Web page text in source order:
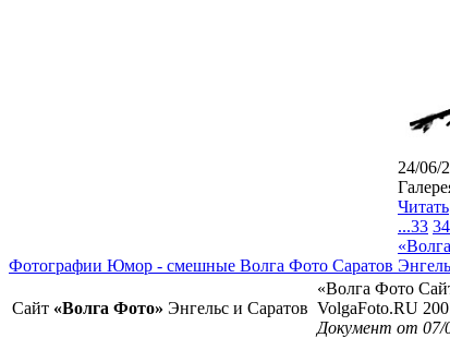
24/06/
Читать
...33 34
Фотографии Юмор - смешные Волга Фото Саратов
Сайт «Волга Фото» Энгельс и Саратов
«Волга Фото
VolgaFoto.RU
Документ от 07/